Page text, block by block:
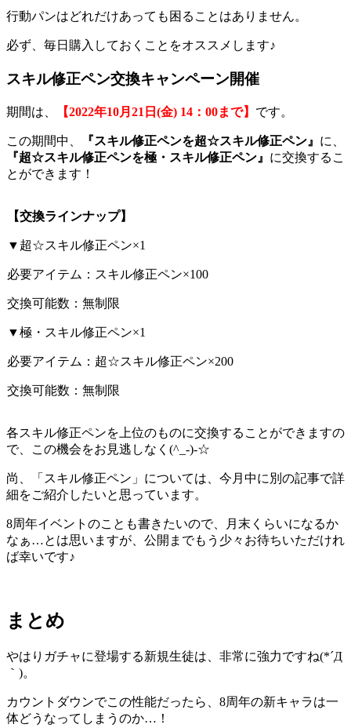
行動パンはどれだけあっても困ることはありません。
必ず、毎日購入しておくことをオススメします♪
スキル修正ペン交換キャンペーン開催
期間は、 【2022年10月21 日(金) 14 ：00まで】 です。
この期間中、 『スキル修正ペンを超☆スキル修正ペン』 に、
『超☆スキル修正ペンを極・スキル修正ペン』 に交換するこ
とができます！
【交換ラインナップ】
▼超☆スキル修正ペン×1
必要アイテム：スキル修正ペン×100
交換可能数：無制限
▼極・スキル修正ペン×1
必要アイテム：超☆スキル修正ペン×200
交換可能数：無制限
各スキル修正ペンを上位のものに交換することができますの
で、この機会をお見逃しなく(^_-)-☆
尚、「スキル修正ペン」については、今月中に別の記事で詳
細をご紹介したいと思っています。
8周年イベントのことも書きたいので、月末くらいになるか
なぁ…とは思いますが、公開までもう少々お待ちいただけれ
ば幸いです♪
まとめ
やはりガチャに登場する新規生徒は、非常に強力ですね(*´Д
｀)。
カウントダウンでこの性能だったら、8周年の新キャラは一
体どうなってしまうのか…！